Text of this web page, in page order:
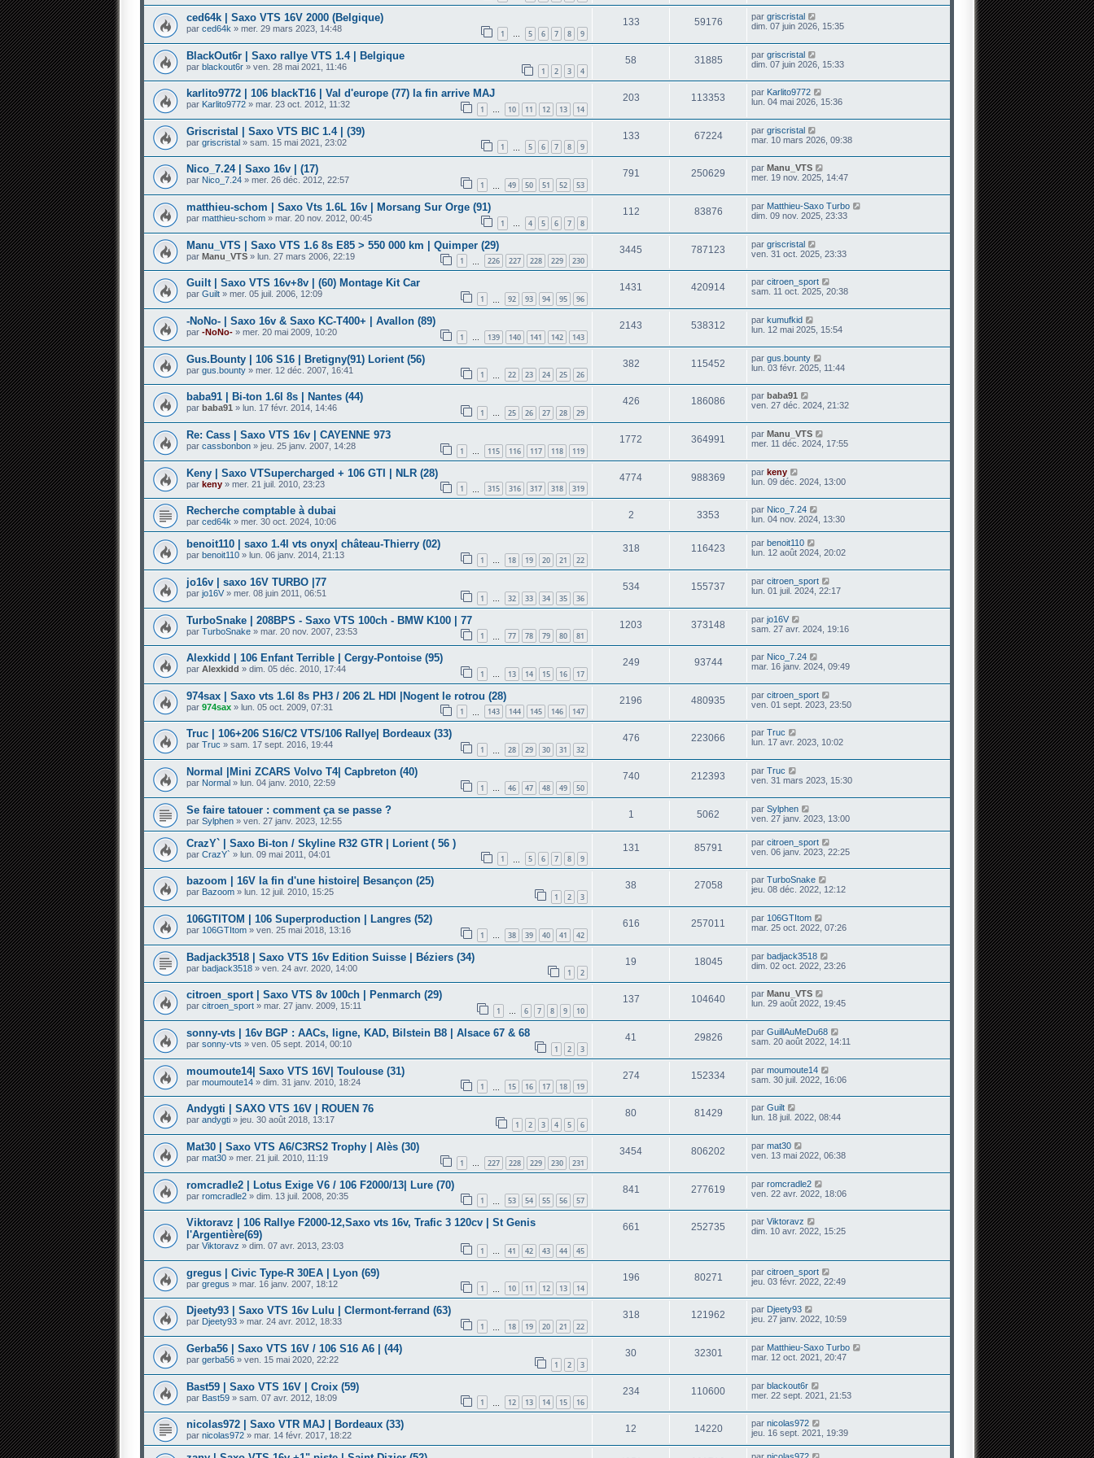
ced64k | Saxo VTS 16V 2000 (Belgique)
par ced64k » mer. 29 mars 2023, 14:48 1 … 5 6 7 8 9
133 59176 par griscristal
dim. 07 juin 2026, 15:35
BlackOut6r | Saxo rallye VTS 1.4 | Belgique
par blackout6r » ven. 28 mai 2021, 11:46 1 2 3 4
58 31885 par griscristal
dim. 07 juin 2026, 15:33
karlito9772 | 106 blackT16 | Val d'europe (77) la fin arrive MAJ
par Karlito9772 » mar. 23 oct. 2012, 11:32 1 … 10 11 12 13 14
203 113353 par Karlito9772
lun. 04 mai 2026, 15:36
Griscristal | Saxo VTS BIC 1.4 | (39)
par griscristal » sam. 15 mai 2021, 23:02 1 5 6 7 8 9
133 67224 par griscristal
mar. 10 mars 2026, 09:38
Nico_7.24 | Saxo 16v | (17)
par Nico_7.24 » mer. 26 déc. 2012, 22:57 1 49 50 51 52 53
791 250629 par Manu_VTS
mer. 19 nov. 2025, 14:47
matthieu-schom | Saxo Vts 1.6L 16v | Morsang Sur Orge (91)
par matthieu-schom » mar. 20 nov. 2012, 00:45 1 … 4 5 6 7 8
112 83876 par Matthieu-Saxo Turbo
dim. 09 nov. 2025, 23:33
Manu_VTS | Saxo VTS 1.6 8s E85 > 550 000 km | Quimper (29)
par Manu_VTS » lun. 27 mars 2006, 22:19 1 226 227 228 229 230
3445 787123 par griscristal
ven. 31 oct. 2025, 23:33
Guilt | Saxo VTS 16v+8v | (60) Montage Kit Car
par Guilt » mer. 05 juil. 2006, 12:09 1 92 93 94 95 96
1431 420914 par citroen_sport
sam. 11 oct. 2025, 20:38
-NoNo- | Saxo 16v & Saxo KC-T400+ | Avallon (89)
par -NoNo- » mer. 20 mai 2009, 10:20 1 … 139 140 141 142 143
2143 538312 par kumufkid
lun. 12 mai 2025, 15:54
Gus.Bounty | 106 S16 | Bretigny(91) Lorient (56)
par gus.bounty » mer. 12 déc. 2007, 16:41 1 22 23 24 25 26
382 115452 par gus.bounty
lun. 03 févr. 2025, 11:44
baba91 | Bi-ton 1.6l 8s | Nantes (44)
par baba91 » lun. 17 févr. 2014, 14:46 1 … 25 26 27 28 29
426 186086 par baba91
ven. 27 déc. 2024, 21:32
Re: Cass | Saxo VTS 16v | CAYENNE 973
par cassbonbon » jeu. 25 janv. 2007, 14:28 1 … 115 116 117 118 119
1772 364991 par Manu_VTS
mer. 11 déc. 2024, 17:55
Keny | Saxo VTSupercharged + 106 GTI | NLR (28)
par keny » mer. 21 juil. 2010, 23:23 1 315 316 317 318 319
4774 988369 par keny
lun. 09 déc. 2024, 13:00
Recherche comptable à dubai
par ced64k » mer. 30 oct. 2024, 10:06
2 3353 par Nico_7.24
lun. 04 nov. 2024, 13:30
benoit110 | saxo 1.4l vts onyx| château-Thierry (02)
par benoit110 » lun. 06 janv. 2014, 21:13 1 … 18 19 20 21 22
318 116423 par benoit110
lun. 12 août 2024, 20:02
jo16v | saxo 16V TURBO |77
par jo16V » mer. 08 juin 2011, 06:51 1 32 33 34 35 36
534 155737 par citroen_sport
lun. 01 juil. 2024, 22:17
TurboSnake | 208BPS - Saxo VTS 100ch - BMW K100 | 77
par TurboSnake » mar. 20 nov. 2007, 23:53 1 77 78 79 80 81
1203 373148 par jo16V
sam. 27 avr. 2024, 19:16
Alexkidd | 106 Enfant Terrible | Cergy-Pontoise (95)
par Alexkidd » dim. 05 déc. 2010, 17:44 1 … 13 14 15 16 17
249 93744 par Nico_7.24
mar. 16 janv. 2024, 09:49
974sax | Saxo vts 1.6l 8s PH3 / 206 2L HDI |Nogent le rotrou (28)
par 974sax » lun. 05 oct. 2009, 07:31 1 143 144 145 146 147
2196 480935 par citroen_sport
ven. 01 sept. 2023, 23:50
Truc | 106+206 S16/C2 VTS/106 Rallye| Bordeaux (33)
par Truc » sam. 17 sept. 2016, 19:44 1 28 29 30 31 32
476 223066 par Truc
lun. 17 avr. 2023, 10:02
Normal |Mini ZCARS Volvo T4| Capbreton (40)
par Normal » lun. 04 janv. 2010, 22:59 1 … 46 47 48 49 50
740 212393 par Truc
ven. 31 mars 2023, 15:30
Se faire tatouer : comment ça se passe ?
par Sylphen » ven. 27 janv. 2023, 12:55
1 5062 par Sylphen
ven. 27 janv. 2023, 13:00
CrazY` | Saxo Bi-ton / Skyline R32 GTR | Lorient ( 56 )
par CrazY` » lun. 09 mai 2011, 04:01 1 5 6 7 8 9
131 85791 par citroen_sport
ven. 06 janv. 2023, 22:25
bazoom | 16V la fin d'une histoire| Besançon (25)
par Bazoom » lun. 12 juil. 2010, 15:25 1 2 3
38 27058 par TurboSnake
jeu. 08 déc. 2022, 12:12
106GTITOM | 106 Superproduction | Langres (52)
par 106GTItom » ven. 25 mai 2018, 13:16 1 … 38 39 40 41 42
616 257011 par 106GTItom
mar. 25 oct. 2022, 07:26
Badjack3518 | Saxo VTS 16v Edition Suisse | Béziers (34)
par badjack3518 » ven. 24 avr. 2020, 14:00 1 2
19 18045 par badjack3518
dim. 02 oct. 2022, 23:26
citroen_sport | Saxo VTS 8v 100ch | Penmarch (29)
par citroen_sport » mar. 27 janv. 2009, 15:11 1 … 6 7 8 9 10
137 104640 par Manu_VTS
lun. 29 août 2022, 19:45
sonny-vts | 16v BGP : AACs, ligne, KAD, Bilstein B8 | Alsace 67 & 68
par sonny-vts » ven. 05 sept. 2014, 00:10 1 2 3
41 29826 par GuillAuMeDu68
sam. 20 août 2022, 14:11
moumoute14| Saxo VTS 16V| Toulouse (31)
par moumoute14 » dim. 31 janv. 2010, 18:24 1 15 16 17 18 19
274 152334 par moumoute14
sam. 30 juil. 2022, 16:06
Andygti | SAXO VTS 16V | ROUEN 76
par andygti » jeu. 30 août 2018, 13:17 1 2 3 4 5 6
80 81429 par Guilt
lun. 18 juil. 2022, 08:44
Mat30 | Saxo VTS A6/C3RS2 Trophy | Alès (30)
par mat30 » mer. 21 juil. 2010, 11:19 1 227 228 229 230 231
3454 806202 par mat30
ven. 13 mai 2022, 06:38
romcradle2 | Lotus Exige V6 / 106 F2000/13| Lure (70)
par romcradle2 » dim. 13 juil. 2008, 20:35 1 53 54 55 56 57
841 277619 par romcradle2
ven. 22 avr. 2022, 18:06
Viktoravz | 106 Rallye F2000-12,Saxo vts 16v, Trafic 3 120cv | St Genis
l'Argentière(69)
par Viktoravz » dim. 07 avr. 2013, 23:03 1 … 41 42 43 44 45
661 252735 par Viktoravz
dim. 10 avr. 2022, 15:25
gregus | Civic Type-R 30EA | Lyon (69)
par gregus » mar. 16 janv. 2007, 18:12 1 10 11 12 13 14
196 80271 par citroen_sport
jeu. 03 févr. 2022, 22:49
Djeety93 | Saxo VTS 16v Lulu | Clermont-ferrand (63)
par Djeety93 » mar. 24 avr. 2012, 18:33 1 18 19 20 21 22
318 121962 par Djeety93
jeu. 27 janv. 2022, 10:59
Gerba56 | Saxo VTS 16V / 106 S16 A6 | (44)
par gerba56 » ven. 15 mai 2020, 22:22 1 2 3
30 32301 par Matthieu-Saxo Turbo
mar. 12 oct. 2021, 20:47
Bast59 | Saxo VTS 16V | Croix (59)
par Bast59 » sam. 07 avr. 2012, 18:09 1 12 13 14 15 16
234 110600 par blackout6r
mer. 22 sept. 2021, 21:53
nicolas972 | Saxo VTR MAJ | Bordeaux (33)
par nicolas972 » mar. 14 févr. 2017, 18:22
12 14220 par nicolas972
jeu. 16 sept. 2021, 19:39